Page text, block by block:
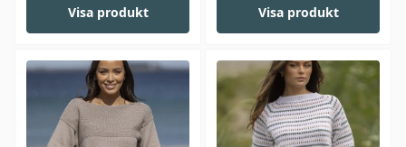
Visa produkt
Visa produkt